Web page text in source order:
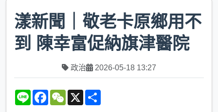
漾新聞｜敬老卡原鄉用不
到 陳幸富促納旗津醫院
政治 2026-05-18 13:27
L
F
W
X